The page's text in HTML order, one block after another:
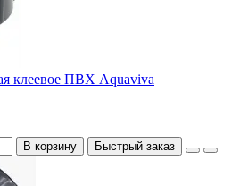
клеевое ПВХ Aquaviva
В корзину Быстрый заказ